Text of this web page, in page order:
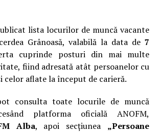
lista locurilor de muncă vacante
Grânoasă, valabilă la data de7
cuprinde posturi din mai multe
fiind adresată atât persoanelor cu
celor aflate la început de carieră.
consulta toate locurile de muncă
platforma oficială ANOFM,
Alba, apoi secțiunea „Persoane